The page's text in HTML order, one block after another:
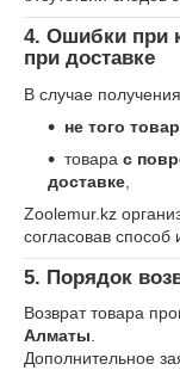
4. Ошибки при
при доставке
В случае
не того
товара с
доставке
Zoolemur.kz
согласовав способ
5. Порядок
Возврат товара
Алматы.
Дополнительное